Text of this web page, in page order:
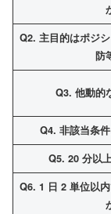
Q2. 主目的はポジ
防
Q3. 他動的
Q4. 非該当条
Q5. 20 分以
Q6. 1 日 2 単位以